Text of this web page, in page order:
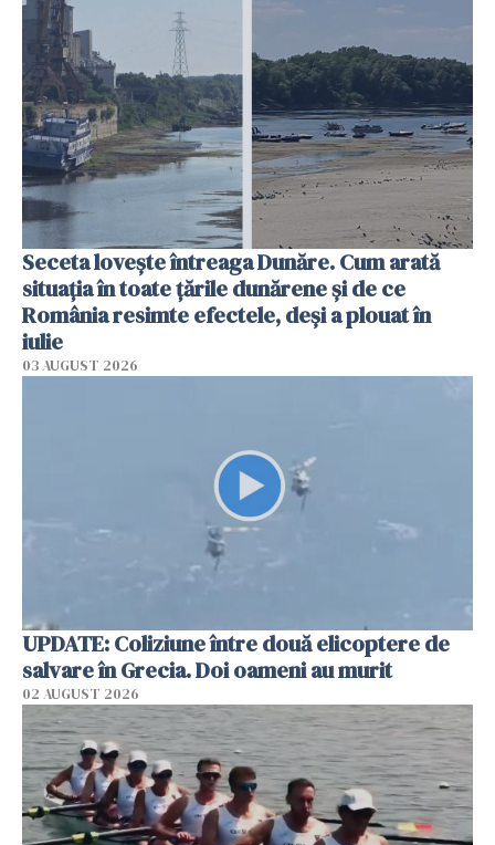
Seceta lovește întreaga Dunăre. Cum arată
situația în toate țările dunărene și de ce
România resimte efectele, deși a plouat în
iulie
03 AUGUST 2026
UPDATE: Coliziune între două elicoptere de
salvare în Grecia. Doi oameni au murit
02 AUGUST 2026